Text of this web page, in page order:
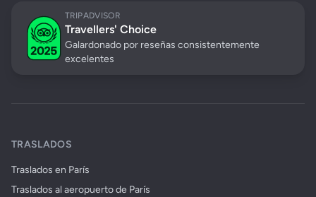
TRIPADVISOR
Travellers' Choice
Galardonado por reseñas consistentemente
excelentes
TRASLADOS
Traslados en París
Traslados al aeropuerto de París